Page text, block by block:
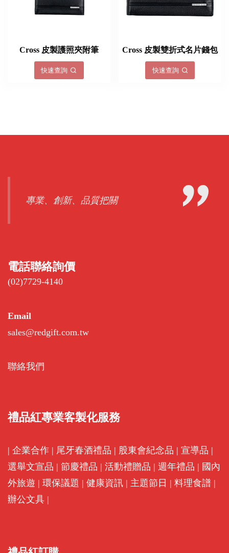
Cross 皮製護照夾附筆
快速查詢
Cross 皮製雙折式名片錢包
快速查詢
專業、創新、品質把關
電話聯絡詢價
(02)7729-4140
Email
sales@redgift.com.tw
聯絡我們
禮品紅專業客製化服務
| 企業合作 | 尾牙春酒禮品 | 股東會紀念品 | 宣導品 |
選舉文宣品 | 節慶禮品 | 活動禮贈品 | 週年禮品 | 國內
外旅遊 | 環保議題 | 健康資訊 | 主題節日 | 料理食譜 |
辦公文具 |